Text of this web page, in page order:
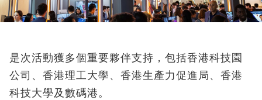
是次活動獲多個重要夥伴支持，包括香港科技園
公司、香港理工大學、香港生產力促進局、香港
科技大學及數碼港。